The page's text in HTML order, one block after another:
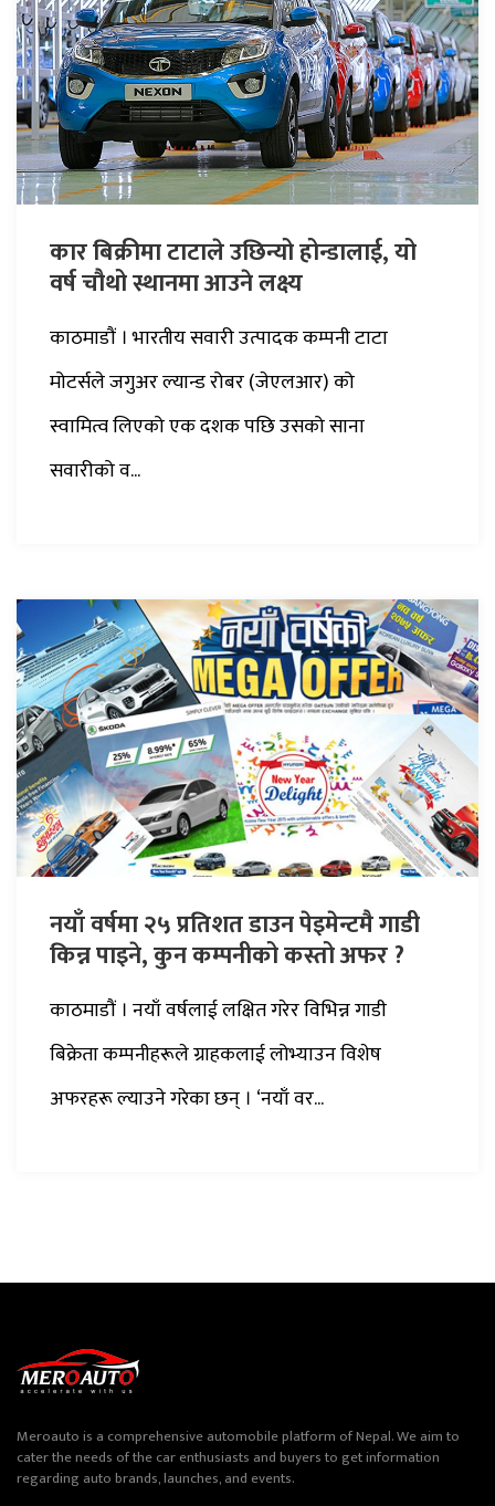
कार बिक्रीमा टाटाले उछिन्यो होन्डालाई, यो
वर्ष चौथो स्थानमा आउने लक्ष्य
काठमाडौं । भारतीय सवारी उत्पादक कम्पनी टाटा
मोटर्सले जगुअर ल्यान्ड रोबर (जेएलआर) को
स्वामित्व लिएको एक दशक पछि उसको साना
सवारीको व...
नयाँ वर्षमा २५ प्रतिशत डाउन पेइमेन्टमै गाडी
किन्न पाइने, कुन कम्पनीको कस्तो अफर ?
काठमाडौं । नयाँ वर्षलाई लक्षित गरेर विभिन्न गाडी
बिक्रेता कम्पनीहरूले ग्राहकलाई लोभ्याउन विशेष
अफरहरू ल्याउने गरेका छन् । ‘नयाँ वर...
Meroauto is a comprehensive automobile platform of Nepal. We aim to
cater the needs of the car enthusiasts and buyers to get information
regarding auto brands, launches, and events.